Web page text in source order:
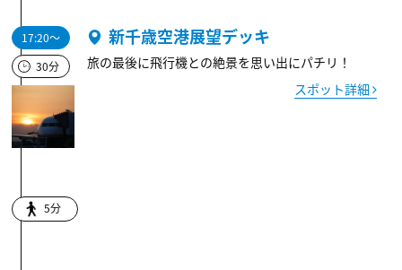
17:20～
30分
新千歳空港展望デッキ
旅の最後に飛行機との絶景を思い出にパチリ！
スポット詳細
5分